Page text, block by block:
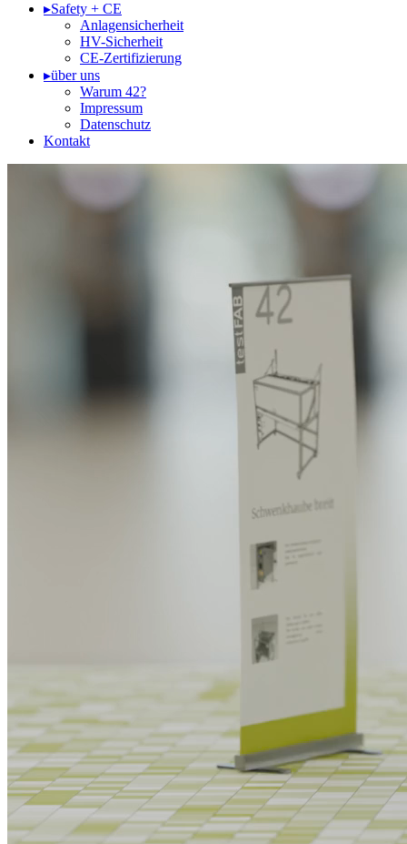
▸Safety + CE
Anlagensicherheit
HV-Sicherheit
CE-Zertifizierung
▸über uns
Warum 42?
Impressum
Datenschutz
Kontakt